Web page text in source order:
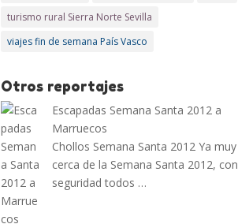
turismo rural Sierra Norte Sevilla
viajes fin de semana País Vasco
Otros reportajes
Escapadas Semana Santa 2012 a
Marruecos
Chollos Semana Santa 2012 Ya muy
cerca de la Semana Santa 2012, con
seguridad todos …